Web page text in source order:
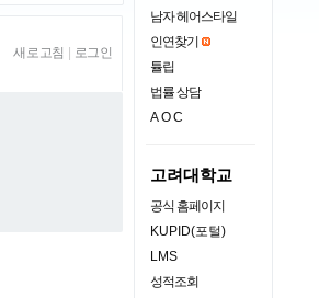
새로고침 로그인
남자 헤어스타일
인연찾기
튤립
법률 상담
AOC
고려대학교
공식 홈페이지
KUPID(포털)
LMS
성적조회